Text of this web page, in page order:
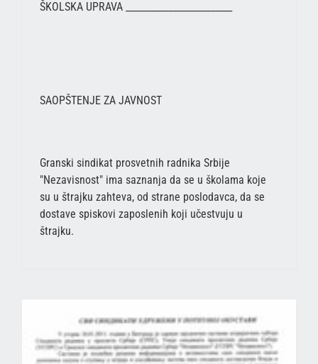
ŠKOLSKA UPRAVA _________________________
SAOPŠTENJE ZA JAVNOST
Granski sindikat prosvetnih radnika Srbije
"Nezavisnost" ima saznanja da se u školama koje
su u štrajku zahteva, od strane poslodavca, da se
dostave spiskovi zaposlenih koji učestvuju u
štrajku.